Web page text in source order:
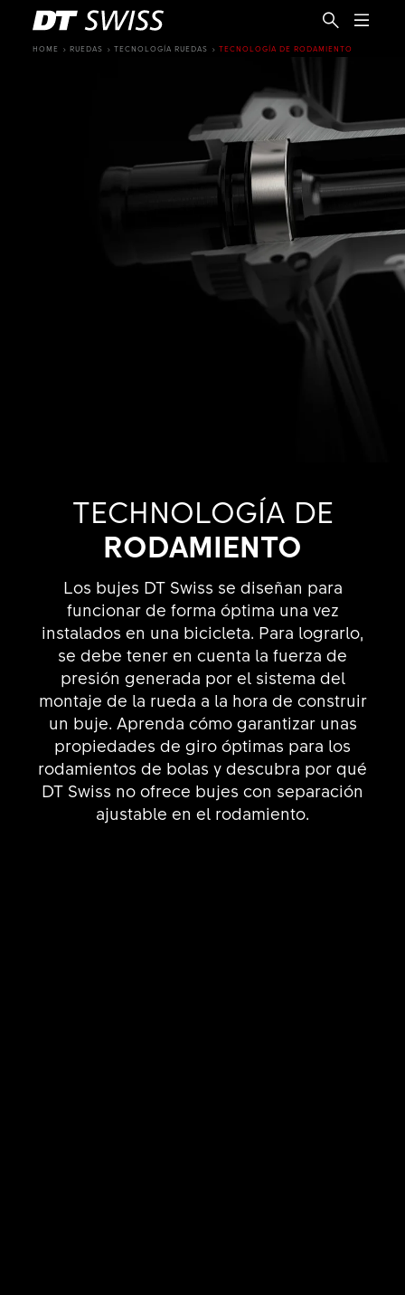
HOME RUEDAS TECNOLOGÍA RUEDAS TECNOLOGÍA DE RODAMIENTO
TECHNO­LOGÍA DE
RODAMIENTO
Los bujes DT Swiss se diseñan para
funcionar de forma óptima una vez
instalados en una bicicleta. Para lograrlo,
se debe tener en cuenta la fuerza de
presión generada por el sistema del
montaje de la rueda a la hora de construir
un buje. Aprenda cómo garantizar unas
propiedades de giro óptimas para los
rodamientos de bolas y descubra por qué
DT Swiss no ofrece bujes con separación
ajustable en el rodamiento.